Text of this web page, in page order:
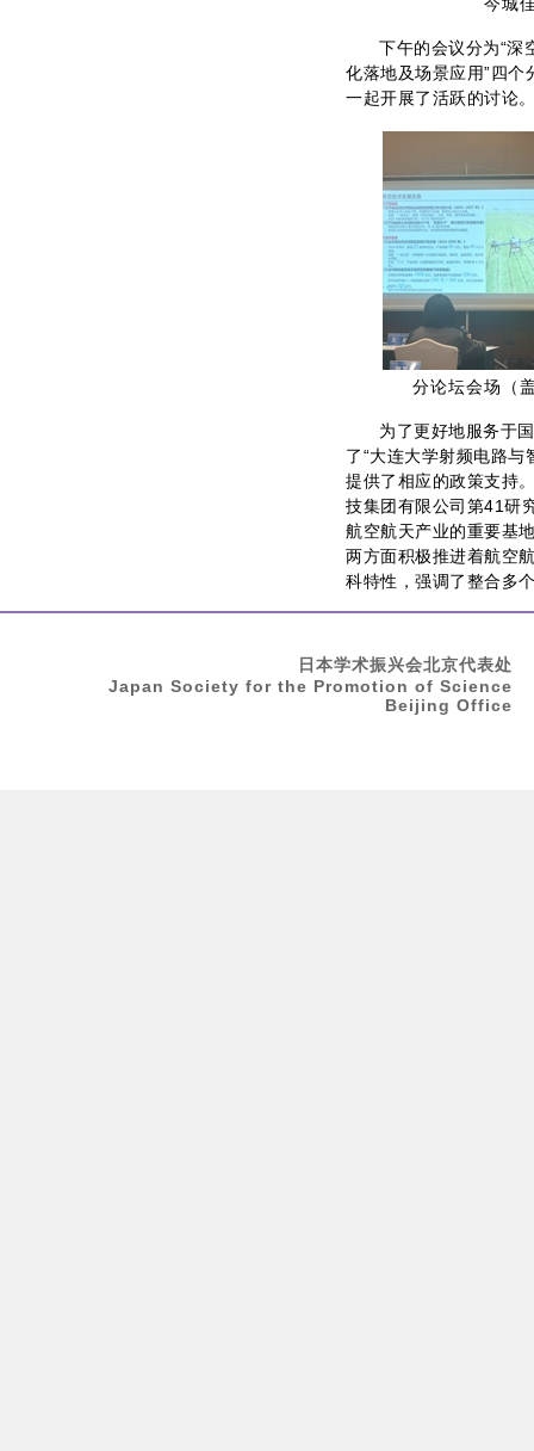
下午的会议分为“深
化落地及场景应用”四
一起开展了活跃的讨论
分论坛会场（
为了更好地服务于
了“大连大学射频电路
提供了相应的政策支持
技集团有限公司第41研
航空航天产业的重要基
两方面积极推进着航空
科特性，强调了整合多